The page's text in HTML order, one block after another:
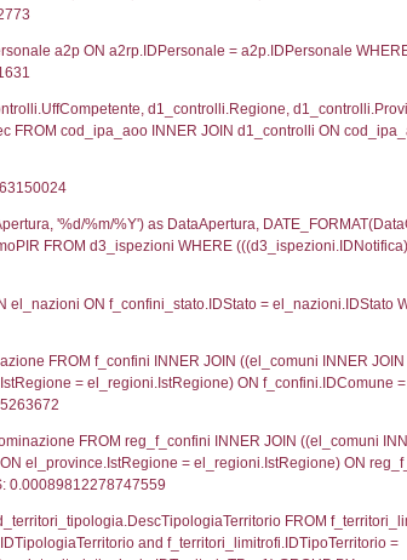
`userlevelid` = -2, executionMS:
`userlevels`, executionMS:
WHERE `userlevelid` = -2,
FROM `userlevelpermissions`
as localita, el_prov.citta AS
infostabilimento i ON
as ComuneST,
el_regioni_1.Regione as